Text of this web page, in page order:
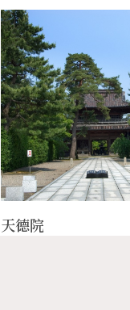
天德院